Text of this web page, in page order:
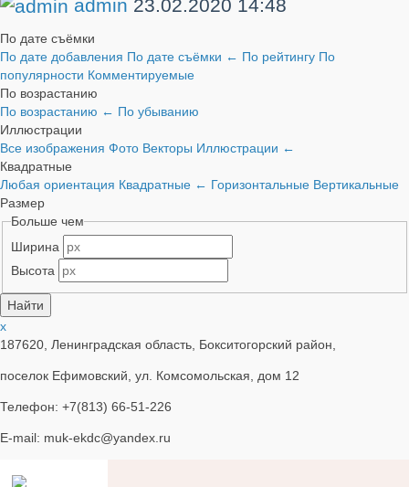
admin 23.02.2020 14:48
По дате съёмки
По дате добавления По дате съёмки ← По рейтингу По
популярности Комментируемые
По возрастанию
По возрастанию ← По убыванию
Иллюстрации
Все изображения Фото Векторы Иллюстрации ←
Квадратные
Любая ориентация Квадратные ← Горизонтальные Вертикальные
Размер
Больше чем
Ширина
Высота
x
187620, Ленинградская область, Бокситогорский район,
поселок Ефимовский, ул. Комсомольская, дом 12
Телефон: +7(813) 66-51-226
E-mail: muk-ekdc@yandex.ru